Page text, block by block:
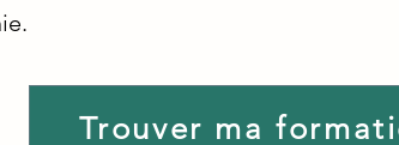
Trouver ma